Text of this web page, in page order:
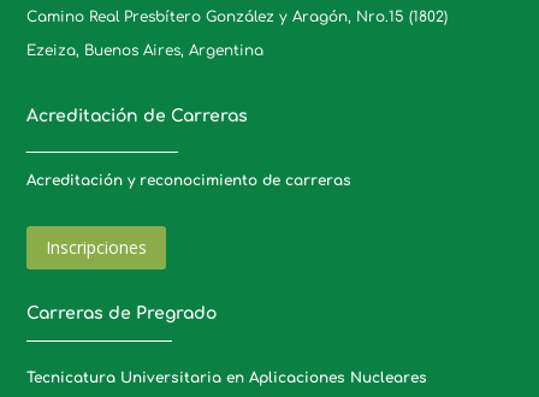
Camino Real Presbítero González y Aragón, Nro.15 (1802)
Ezeiza, Buenos Aires, Argentina
Acreditación de Carreras
Acreditación y reconocimiento de carreras
Inscripciones
Carreras de Pregrado
Tecnicatura Universitaria en Aplicaciones Nucleares